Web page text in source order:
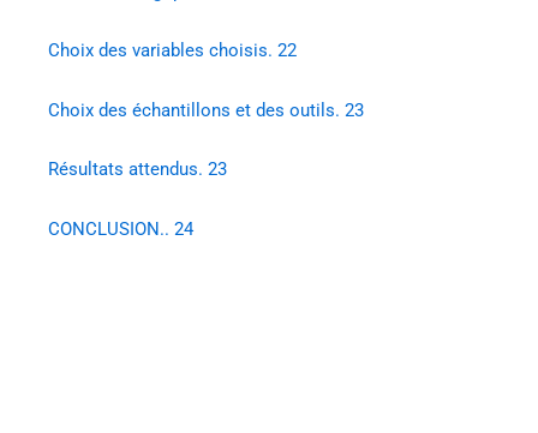
Choix des variables choisis. 22
Choix des échantillons et des outils. 23
Résultats attendus. 23
CONCLUSION.. 24